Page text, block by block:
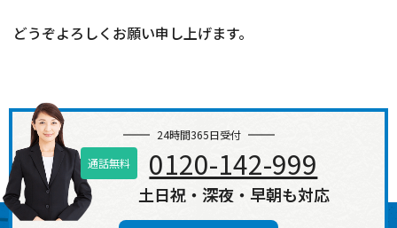
どうぞよろしくお願い申し上げます。
24時間365日受付
通話無料
0120-142-999
土日祝・深夜・早朝も対応